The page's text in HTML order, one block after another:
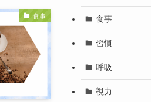
食事 食事
習慣
呼吸
視力